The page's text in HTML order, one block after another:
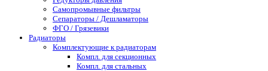
Самопромывные фильтры
Сепараторы / Дешламаторы
ФГО / Грязевики
Радиаторы
Комплектующие к радиаторам
Компл. для секционных
Компл. для стальных